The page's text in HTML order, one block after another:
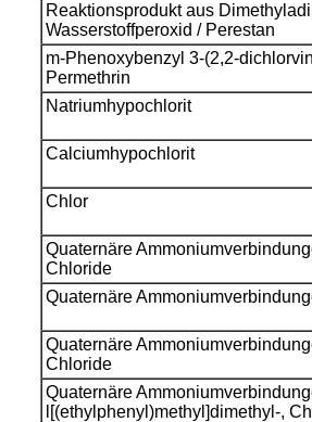
Reaktionsprodukt aus
Wasserstoffperoxid / Perestan
m-Phenoxybenzyl 3-(2,2-
Permethrin
Natriumhypochlorit
Calciumhypochlorit
Chlor
Quaternäre
Chloride
Quaternäre
Quaternäre
Chloride
Quaternäre
l[(ethylphenyl)methyl]dimethyl-,